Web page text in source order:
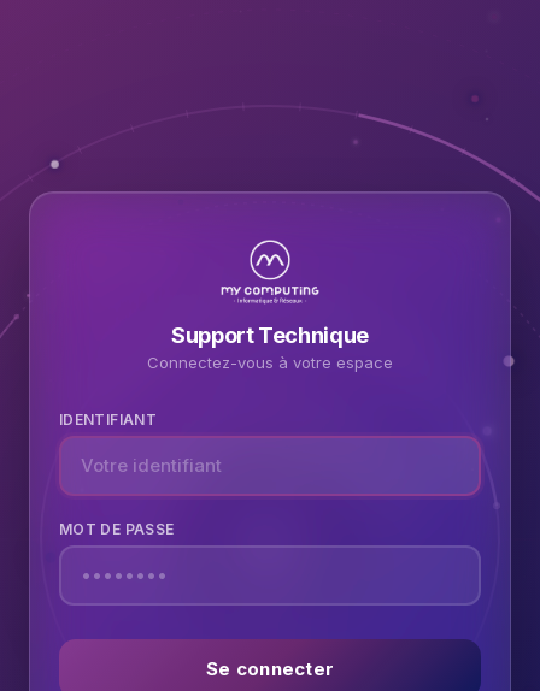
Support Technique
Connectez-vous à votre espace
IDENTIFIANT
MOT DE PASSE
Se connecter